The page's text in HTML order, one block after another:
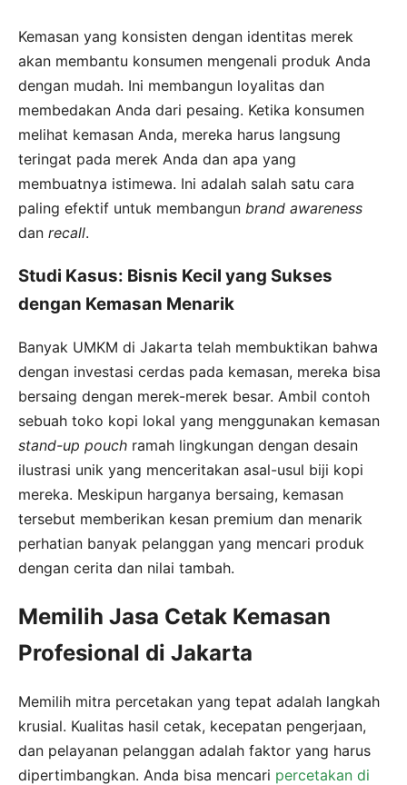
Kemasan yang konsisten dengan identitas merek
akan membantu konsumen mengenali produk Anda
dengan mudah. Ini membangun loyalitas dan
membedakan Anda dari pesaing. Ketika konsumen
melihat kemasan Anda, mereka harus langsung
teringat pada merek Anda dan apa yang
membuatnya istimewa. Ini adalah salah satu cara
paling efektif untuk membangun brand awareness
dan recall.
Studi Kasus: Bisnis Kecil yang Sukses
dengan Kemasan Menarik
Banyak UMKM di Jakarta telah membuktikan bahwa
dengan investasi cerdas pada kemasan, mereka bisa
bersaing dengan merek-merek besar. Ambil contoh
sebuah toko kopi lokal yang menggunakan kemasan
stand-up pouch ramah lingkungan dengan desain
ilustrasi unik yang menceritakan asal-usul biji kopi
mereka. Meskipun harganya bersaing, kemasan
tersebut memberikan kesan premium dan menarik
perhatian banyak pelanggan yang mencari produk
dengan cerita dan nilai tambah.
Memilih Jasa Cetak Kemasan
Profesional di Jakarta
Memilih mitra percetakan yang tepat adalah langkah
krusial. Kualitas hasil cetak, kecepatan pengerjaan,
dan pelayanan pelanggan adalah faktor yang harus
dipertimbangkan. Anda bisa mencari percetakan di